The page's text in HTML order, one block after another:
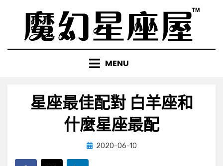
content
MENU
星座最佳配對 白羊座和
什麼星座最配
by小編
Posted
2020-06-10